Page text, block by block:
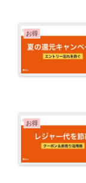
お得
お得